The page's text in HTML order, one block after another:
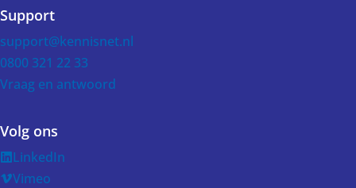
Support
support@kennisnet.nl
0800 321 22 33
Vraag en antwoord
Volg ons
LinkedIn
Vimeo